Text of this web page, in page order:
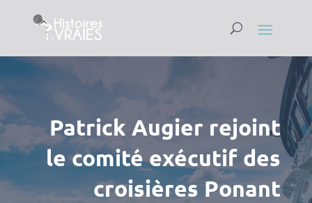
Patrick Augier rejoint
le comité exécutif des
croisières Ponant